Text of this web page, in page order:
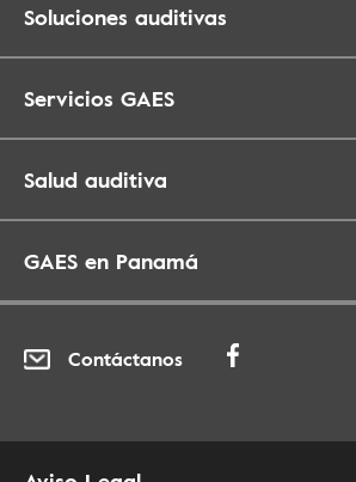
Soluciones auditivas
Servicios GAES
Salud auditiva
GAES en Panamá
Contáctanos